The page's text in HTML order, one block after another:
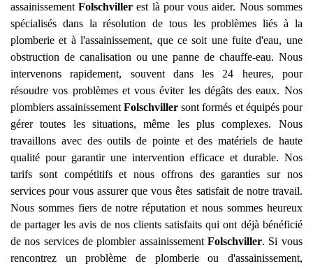
assainissementFolschviller est là pour vous aider. Nous sommes
spécialisés dans la résolution de tous les problèmes liés à la
plomberie et à l'assainissement, que ce soit une fuite d'eau, une
obstruction de canalisation ou une panne de chauffe-eau. Nous
intervenons rapidement, souvent dans les 24 heures, pour
résoudre vos problèmes et vous éviter les dégâts des eaux. Nos
plombiers assainissementFolschviller sont formés et équipés pour
gérer toutes les situations, même les plus complexes. Nous
travaillons avec des outils de pointe et des matériels de haute
qualité pour garantir une intervention efficace et durable. Nos
tarifs sont compétitifs et nous offrons des garanties sur nos
services pour vous assurer que vous êtes satisfait de notre travail.
Nous sommes fiers de notre réputation et nous sommes heureux
de partager les avis de nos clients satisfaits qui ont déjà bénéficié
de nos services de plombier assainissementFolschviller. Si vous
rencontrez un problème de plomberie ou d'assainissement,